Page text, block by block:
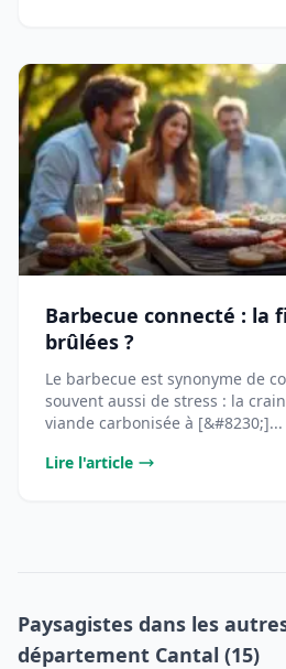
Barbecue connecté : la
brûlées ?
Le barbecue est synonyme de
souvent aussi de stress : la
viande carbonisée à [&#8230;]...
Lire l'article
Paysagistes dans les
département Cantal (15)